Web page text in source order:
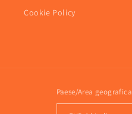
Cookie Policy
Paese/Area geografica